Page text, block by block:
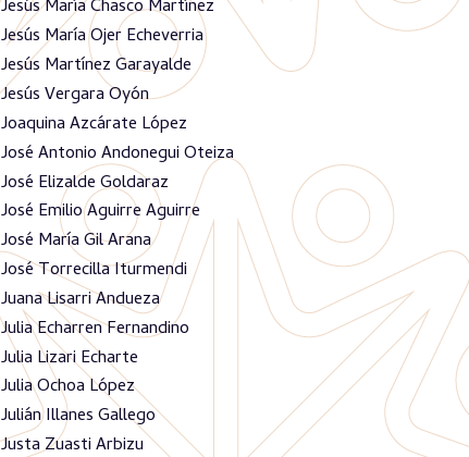
Jesús María Chasco Martínez
Jesús María Ojer Echeverria
Jesús Martínez Garayalde
Jesús Vergara Oyón
Joaquina Azcárate López
José Antonio Andonegui Oteiza
José Elizalde Goldaraz
José Emilio Aguirre Aguirre
José María Gil Arana
José Torrecilla Iturmendi
Juana Lisarri Andueza
Julia Echarren Fernandino
Julia Lizari Echarte
Julia Ochoa López
Julián Illanes Gallego
Justa Zuasti Arbizu